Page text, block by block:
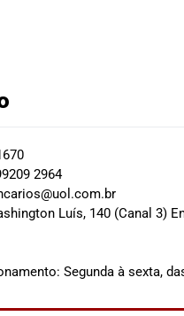
2964
Luís, 140 (Canal 3)
Segunda à sexta,